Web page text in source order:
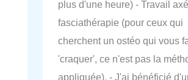
plus d'une heure) - Travail
fasciathérapie (pour ceux qui
cherchent un ostéo qui vous
'craquer', ce n'est pas la
appliquée). - J'ai bénéficié